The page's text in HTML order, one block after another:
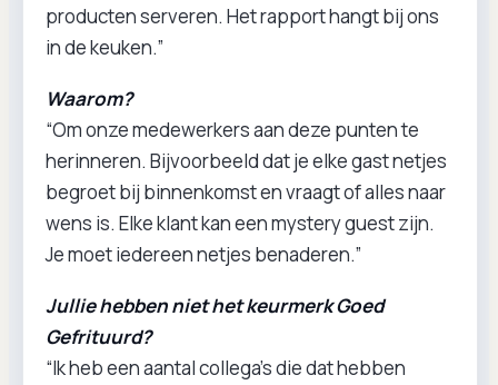
producten serveren. Het rapport hangt bij ons
in de keuken.”
Waarom?
“Om onze medewerkers aan deze punten te
herinneren. Bijvoorbeeld dat je elke gast netjes
begroet bij binnenkomst en vraagt of alles naar
wens is. Elke klant kan een mystery guest zijn.
Je moet iedereen netjes benaderen.”
Jullie hebben niet het keurmerk Goed
Gefrituurd?
“Ik heb een aantal collega’s die dat hebben